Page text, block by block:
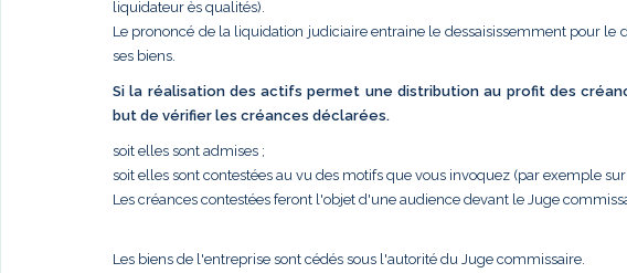
liquidateur ès qualités).
Le prononcé de la liquidation judiciaire entraine le dessaisissemment pour
ses biens.
Si la réalisation des actifs permet une distribution au profit des
but de vérifier les créances déclarées.
soit elles sont admises ;
soit elles sont contestées au vu des motifs que vous invoquez (par exemple
Les créances contestées feront l'objet d'une audience devant le Juge
Les biens de l'entreprise sont cédés sous l'autorité du Juge commissaire.